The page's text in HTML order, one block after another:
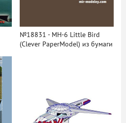
№18831 - MH-6 Little Bird
(Clever PaperModel) из бумаги